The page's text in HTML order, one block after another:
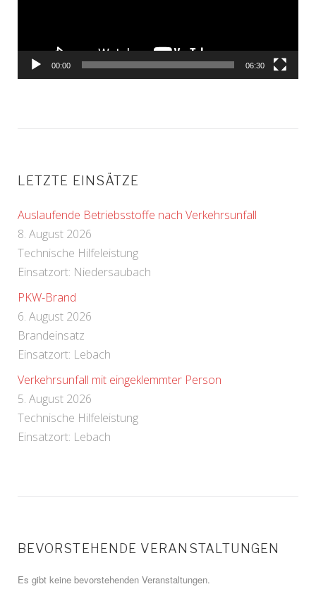
00:00 06:30
LETZTE EINSÄTZE
Auslaufende Betriebsstoffe nach Verkehrsunfall
8. August 2026
Technische Hilfeleistung
Einsatzort: Niedersaubach
PKW-Brand
6. August 2026
Brandeinsatz
Einsatzort: Lebach
Verkehrsunfall mit eingeklemmter Person
5. August 2026
Technische Hilfeleistung
Einsatzort: Lebach
BEVORSTEHENDE VERANSTALTUNGEN
Es gibt keine bevorstehenden Veranstaltungen.